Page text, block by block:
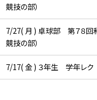
競技の部）
7/27( 月 ) 卓球部 第７８回
競技の部）
7/17( 金 ) ３年生 学年レク